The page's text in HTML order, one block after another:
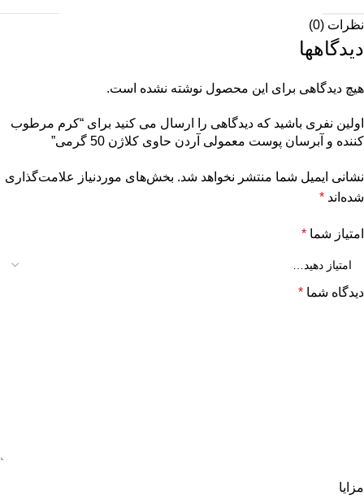
نظرات (0)
دیدگاهها
هیچ دیدگاهی برای این محصول نوشته نشده است.
اولین نفری باشید که دیدگاهی را ارسال می کنید برای “کرم مرطوب
کننده و آبرسان پوست معمولی آردن حاوی کلاژن 50 گرمی”
نشانی ایمیل شما منتشر نخواهد شد. بخش‌های موردنیاز علامت‌گذاری
شده‌اند *
امتیاز شما *
دیدگاه شما *
مزایا